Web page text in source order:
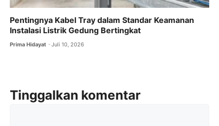
Pentingnya Kabel Tray dalam Standar Keamanan
Instalasi Listrik Gedung Bertingkat
Prima Hidayat Juli 10, 2026
Tinggalkan komentar